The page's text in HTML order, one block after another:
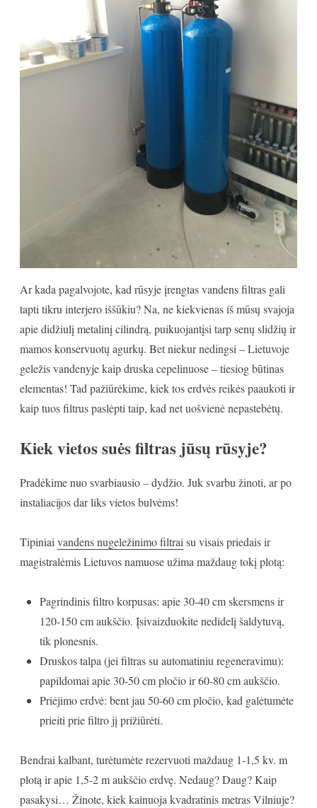
Ar kada pagalvojote, kad rūsyje įrengtas vandens filtras gali
tapti tikru interjero iššūkiu? Na, ne kiekvienas iš mūsų svajoja
apie didžiulį metalinį cilindrą, puikuojantįsi tarp senų slidžių ir
mamos konservuotų agurkų. Bet niekur nedingsi – Lietuvoje
geležis vandenyje kaip druska cepelinuose – tiesiog būtinas
elementas! Tad pažiūrėkime, kiek tos erdvės reikės paaukoti ir
kaip tuos filtrus paslėpti taip, kad net uošvienė nepastebėtų.
Kiek vietos suės filtras jūsų rūsyje?
Pradėkime nuo svarbiausio – dydžio. Juk svarbu žinoti, ar po
instaliacijos dar liks vietos bulvėms!
Tipiniaivandens nugeležinimo filtraisu visais priedais ir
magistralėmis Lietuvos namuose užima maždaug tokį plotą:
Pagrindinis filtro korpusas: apie 30-40 cm skersmens ir
120-150 cm aukščio. Įsivaizduokite nedidelį šaldytuvą,
tik plonesnis.
Druskos talpa (jei filtras su automatiniu regeneravimu):
papildomai apie 30-50 cm pločio ir 60-80 cm aukščio.
Priėjimo erdvė: bent jau 50-60 cm pločio, kad galėtumėte
prieiti prie filtro jį prižiūrėti.
Bendrai kalbant, turėtumėte rezervuoti maždaug 1-1,5 kv. m
plotą ir apie 1,5-2 m aukščio erdvę. Nedaug? Daug? Kaip
pasakysi… Žinote, kiek kainuoja kvadratinis metras Vilniuje?